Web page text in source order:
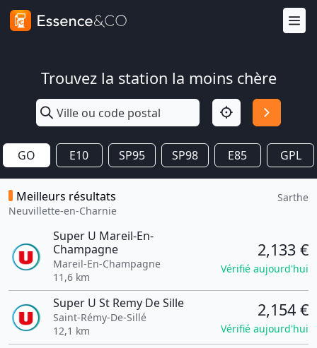
Trouvez la station la moins chère
GO E10 SP95 SP98 E85 GPL
Meilleurs résultats
Neuvillette-en-Charnie
Sarthe
Super U Mareil-En-
Champagne
Mareil-En-Champagne
11,6 km
2,133 €
Vérifié aujourd'hui
Super U St Remy De Sille
Saint-Rémy-De-Sillé
12,1 km
2,154 €
Vérifié aujourd'hui